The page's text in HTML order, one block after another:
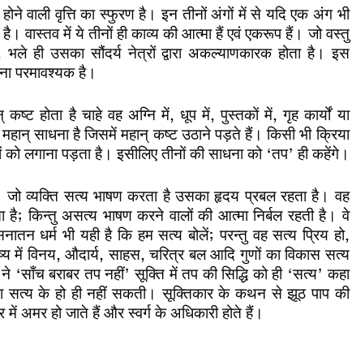
वाली वृत्ति का स्फुरण है। इन तीनों अंगों में से यदि एक अंग भी
है। वास्तव में ये तीनों ही काव्य की आत्मा हैं एवं एकरूप हैं। जो वस्तु
ही उसका सौंदर्य नेत्रों द्वारा अकल्याणकारक होता है। इस
परमावश्यक है।
होता है चाहे वह अग्नि में, धूप में, पुस्तकों में, गृह कार्यों या
साधना है जिसमें महान् कष्ट उठाने पड़ते हैं। किसी भी क्रिया
लगाना पड़ता है। इसीलिए तीनों की साधना को ‘तप’ ही कहेंगे।
व्यक्ति सत्य भाषण करता है उसका हृदय प्रबल रहता है। वह
किन्तु असत्य भाषण करने वालों की आत्मा निर्बल रहती है। वे
धर्म भी यही है कि हम सत्य बोलें; परन्तु वह सत्य प्रिय हो,
में विनय, औदार्य, साहस, चरित्र बल आदि गुणों का विकास सत्य
बराबर तप नहीं’ सूक्ति में तप की सिद्धि को ही ‘सत्य’ कहा
सत्य के हो ही नहीं सकती। सूक्तिकार के कथन से झूठ पाप की
अमर हो जाते हैं और स्वर्ग के अधिकारी होते हैं।